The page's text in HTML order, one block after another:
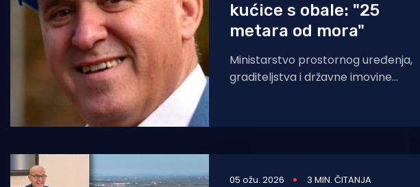
Tradicija i kultura
kućice s obale: "25
metara od mora"
Ministarstvo prostornog uređenja,
graditeljstva i državne imovine
regulirati i status mobilnih
05 ožu. 2026 3 MIN. ČITANJA